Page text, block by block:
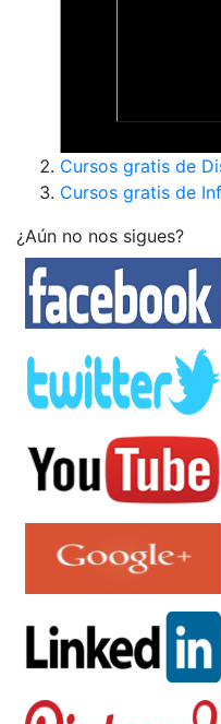
Cursos gratis de
Cursos gratis de
¿Aún no nos sigues?